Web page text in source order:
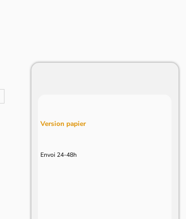
Version papier
Envoi 24-48h